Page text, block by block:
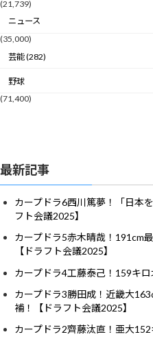
(21,739)
ニュース
(35,000)
芸能 (282)
野球
(71,400)
最新記事
カープドラ6西川篤夢！「日本
フト会議2025】
カープドラ5赤木晴哉！191cm
【ドラフト会議2025】
カープドラ4工藤泰己！159キ
カープドラ3勝田成！近畿大
補！【ドラフト会議2025】
カープドラ2齊藤汰直！亜大